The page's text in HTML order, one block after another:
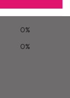
0%
0%